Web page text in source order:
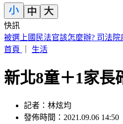
快訊
被選上國民法官該怎麼辦? 司法院
首頁
生活
新北8童＋1家
記者：林炫均
發佈時間：2021.09.06 14:50